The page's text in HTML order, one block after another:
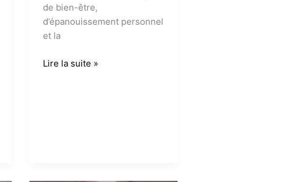
de bien-être,
d’épanouissement personnel
et la
Shine
Lire la suite »